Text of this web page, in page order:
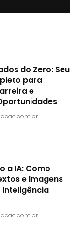
do Zero: Seu
para
e
a IA: Como
e Imagens
Inteligência